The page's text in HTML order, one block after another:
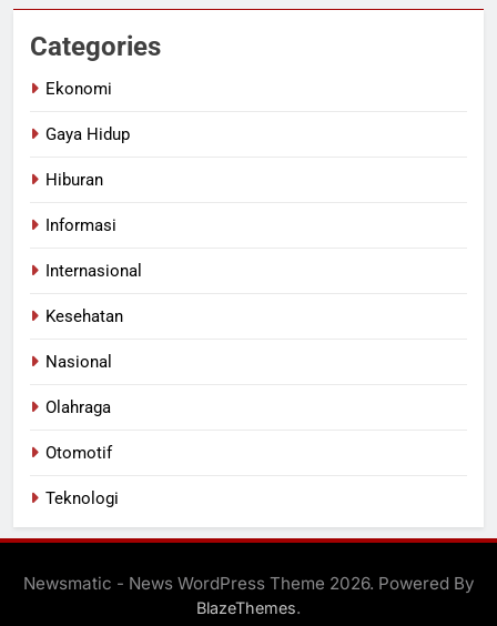
Categories
Ekonomi
Gaya Hidup
Hiburan
Informasi
Internasional
Kesehatan
Nasional
Olahraga
Otomotif
Teknologi
Newsmatic - News WordPress Theme 2026. Powered By
BlazeThemes.